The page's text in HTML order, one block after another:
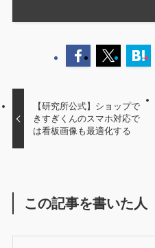
【研究所公式】ショップで
きすぎくんのスマホ対応で
は看板画像も最適化する
この記事を書いた人